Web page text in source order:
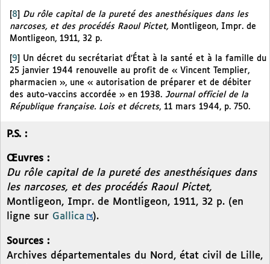
[8] Du rôle capital de la pureté des anesthésiques dans les
narcoses, et des procédés Raoul Pictet, Montligeon, Impr. de
Montligeon, 1911, 32 p.
9
Un décret du secrétariat d’État à la santé et à la famille du
25 janvier 1944 renouvelle au profit de « Vincent Templier,
pharmacien », une « autorisation de préparer et de débiter
des auto-vaccins accordée » en 1938. Journal officiel de la
République française. Lois et décrets, 11 mars 1944, p. 750.
P.S. :
Œuvres :
Du rôle capital de la pureté des anesthésiques dans
les narcoses, et des procédés Raoul Pictet,
Montligeon, Impr. de Montligeon, 1911, 32 p. (en
ligne sur Gallica ).
Sources :
Archives départementales du Nord, état civil de Lille,